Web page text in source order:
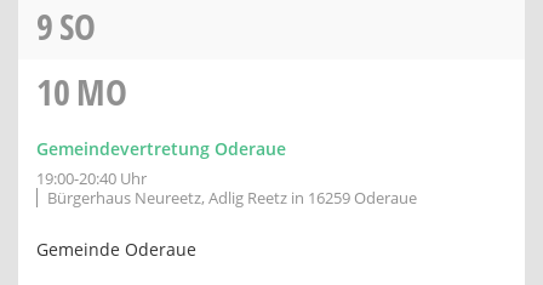
9SO
10MO
Gemeindevertretung Oderaue
19:00-20:40 Uhr
Bürgerhaus Neureetz, Adlig Reetz in 16259 Oderaue
Gemeinde Oderaue